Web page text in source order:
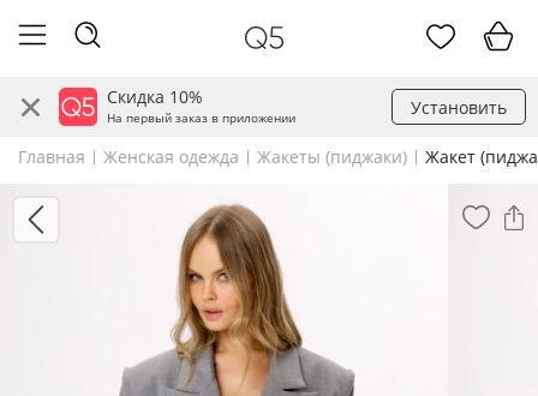
Скидка 10%
На первый заказ в приложении Установить
Главная Женская одежда Жакеты (пиджаки) Жакет